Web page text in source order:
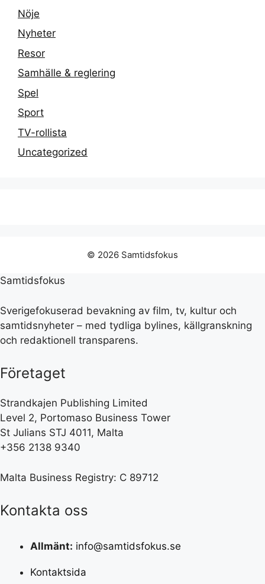
Nöje
Nyheter
Resor
Samhälle & reglering
Spel
Sport
TV-rollista
Uncategorized
© 2026 Samtidsfokus
Samtidsfokus
Sverigefokuserad bevakning av film, tv, kultur och
samtidsnyheter – med tydliga bylines, källgranskning
och redaktionell transparens.
Företaget
Strandkajen Publishing Limited
Level 2, Portomaso Business Tower
St Julians STJ 4011, Malta
+356 2138 9340
Malta Business Registry: C 89712
Kontakta oss
Allmänt: info@samtidsfokus.se
Kontaktsida